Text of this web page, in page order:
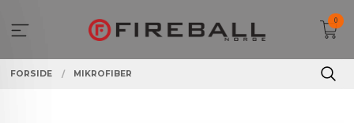
innholdet
0
FORSIDE MIKROFIBER